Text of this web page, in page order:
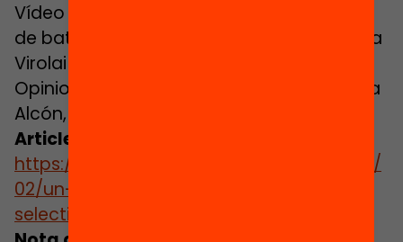
Vídeo de les opinions d’ex-alumnes de 2n
de batxillerat de l’institut Montgròs, l’Escola
Virolai i l’Escola Cooperativa El Puig.
Opinions de: Aida Rigual, Judit Agulló, Jana
Alcón, Marc Paredes i Jessica Capdevila.
Article complet:
https://elsfutursdeleducacio.cat/2020/07/
02/un-batxillerat-sense-aquesta-
selectivitat-es-possible/